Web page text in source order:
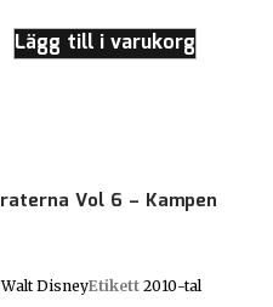
Vol 6 – Kampen
Walt DisneyEtikett 2010-tal
Lägg till i varukorg